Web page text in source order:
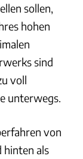
sollen,
hohen
sind
voll
unterwegs.
von
hinten als